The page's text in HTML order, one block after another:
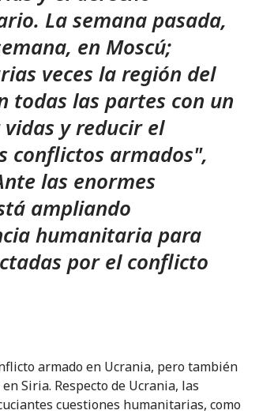
La semana pasada,
en Moscú;
veces la región del
todas las partes con un
y reducir el
conflictos armados",
las enormes
ampliando
humanitaria para
por el conflicto
armado en Ucrania, pero también
Siria. Respecto de Ucrania, las
cuestiones humanitarias, como